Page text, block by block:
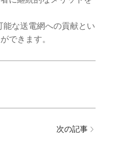
能な送電網への貢献とい
できます。
次の記事